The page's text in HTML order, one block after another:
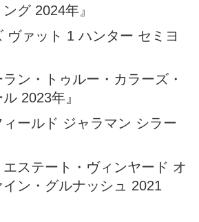
グ 2024年』
ヴァット 1 ハンター セミヨ
ラン・トゥルー・カラーズ・
2023年』
ィールド ジャラマン シラー
エステート・ヴィンヤード オ
ン・グルナッシュ 2021